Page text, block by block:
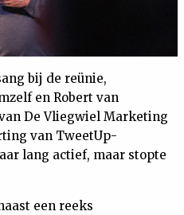
bij de reünie,
en Robert van
De Vliegwiel Marketing
van TweetUp-
lang actief, maar stopte
een reeks